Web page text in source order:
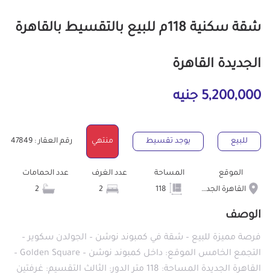
شقة سكنية 118م للبيع بالتقسيط بالقاهرة
الجديدة القاهرة
5,200,000 جنيه
للبيع يوجد تقسيط منتهي رقم العقار : 47849
الموقع
القاهرة الجديدة
المساحة
عدد الغرف
عدد الحمامات
الوصف
فرصة مميزة للبيع – شقة في كمبوند نوشن – الجولدن سكوير –
التجمع الخامس الموقع: داخل كمبوند نوشن – Golden Square –
القاهرة الجديدة المساحة: 118 متر الدور: الثالث التقسيم: غرفتين